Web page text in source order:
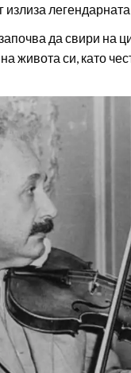
излиза
да свири на
живота си, като